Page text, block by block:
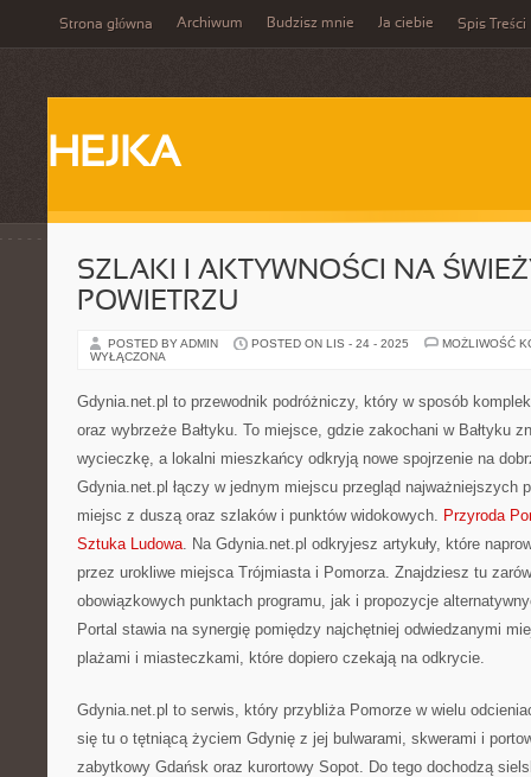
Strona główna Archiwum Budzisz mnie Ja ciebie Spis Treści
HEJKA
SZLAKI I AKTYWNOŚCI NA
POWIETRZU
POSTED BY ADMIN POSTED ON LIS - 24 - 2025
MOŻLIWOŚĆ
WYŁĄCZONA
Gdynia.net.pl to przewodnik podróżniczy, który w sposób
oraz wybrzeże Bałtyku. To miejsce, gdzie zakochani w Bałtyku
wycieczkę, a lokalni mieszkańcy odkryją nowe spojrzenie na
Gdynia.net.pl łączy w jednym miejscu przegląd najważniejszych
miejsc z duszą oraz szlaków i punktów widokowych. Przyroda
Sztuka Ludowa. Na Gdynia.net.pl odkryjesz artykuły, które
przez urokliwe miejsca Trójmiasta i Pomorza. Znajdziesz tu
obowiązkowych punktach programu, jak i propozycje
Portal stawia na synergię pomiędzy najchętniej odwiedzanymi
plażami i miasteczkami, które dopiero czekają na odkrycie.
Gdynia.net.pl to serwis, który przybliża Pomorze w wielu
się tu o tętniącą życiem Gdynię z jej bulwarami, skwerami i
zabytkowy Gdańsk oraz kurortowy Sopot. Do tego dochodzą